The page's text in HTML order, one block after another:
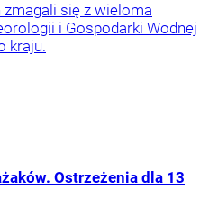
się z wieloma
i Gospodarki Wodnej
kraju.
Ostrzeżenia dla 13